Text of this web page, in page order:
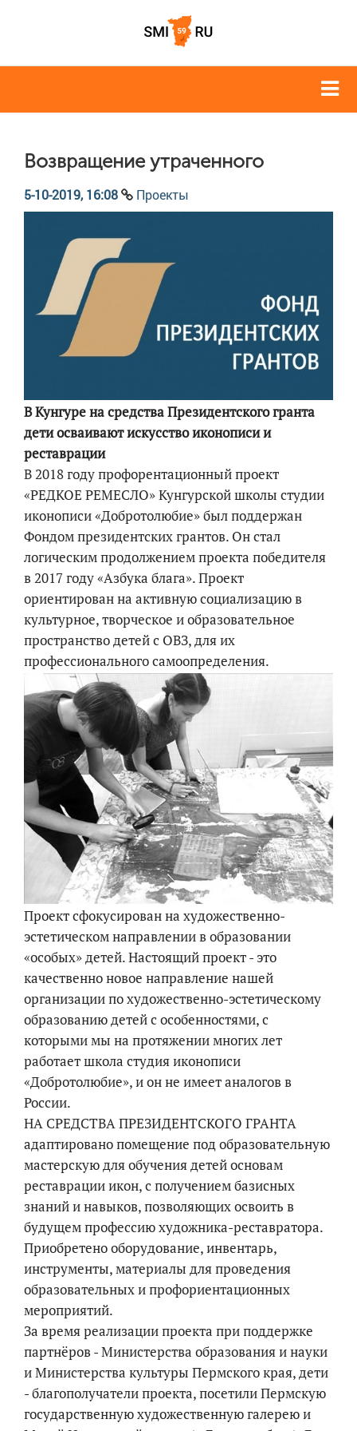
Возвращение утраченного
5-10-2019, 16:08 Проекты
В Кунгуре на средства Президентского гранта
дети осваивают искусство иконописи и
реставрации
В 2018 году профорентационный проект
«РЕДКОЕ РЕМЕСЛО» Кунгурской школы студии
иконописи «Добротолюбие» был поддержан
Фондом президентских грантов. Он стал
логическим продолжением проекта победителя
в 2017 году «Азбука блага». Проект
ориентирован на активную социализацию в
культурное, творческое и образовательное
пространство детей с ОВЗ, для их
профессионального самоопределения.
Проект сфокусирован на художественно-
эстетическом направлении в образовании
«особых» детей. Настоящий проект - это
качественно новое направление нашей
организации по художественно-эстетическому
образованию детей с особенностями, с
которыми мы на протяжении многих лет
работает школа студия иконописи
«Добротолюбие», и он не имеет аналогов в
России.
НА СРЕДСТВА ПРЕЗИДЕНТСКОГО ГРАНТА
адаптировано помещение под образовательную
мастерскую для обучения детей основам
реставрации икон, с получением базисных
знаний и навыков, позволяющих освоить в
будущем профессию художника-реставратора.
Приобретено оборудование, инвентарь,
инструменты, материалы для проведения
образовательных и профориентационных
мероприятий.
За время реализации проекта при поддержке
партнёров - Министерства образования и науки
и Министерства культуры Пермского края, дети
- благополучатели проекта, посетили Пермскую
государственную художественную галерею и